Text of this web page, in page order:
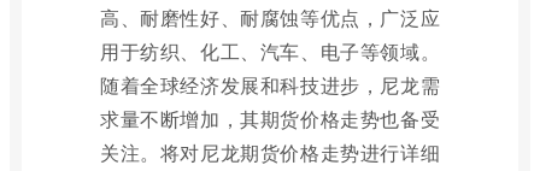
高、耐磨性好、耐腐蚀等优点，广泛应
用于纺织、化工、汽车、电子等领域。
随着全球经济发展和科技进步，尼龙需
求量不断增加，其期货价格走势也备受
关注。将对尼龙期货价格走势进行详细